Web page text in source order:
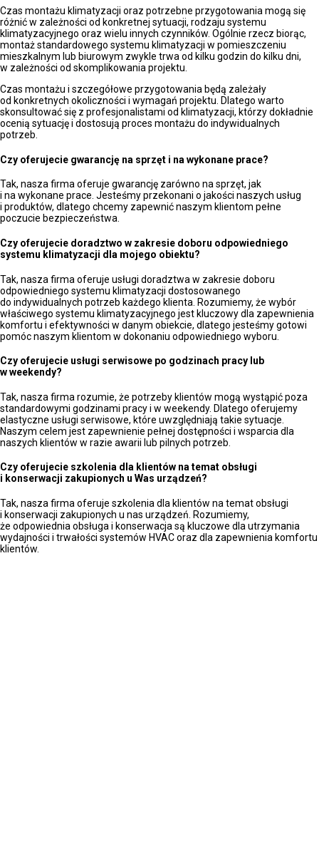
Czas montażu klimatyzacji oraz potrzebne przygotowania mogą się
różnić w zależności od konkretnej sytuacji, rodzaju systemu
klimatyzacyjnego oraz wielu innych czynników. Ogólnie rzecz biorąc,
montaż standardowego systemu klimatyzacji w pomieszczeniu
mieszkalnym lub biurowym zwykle trwa od kilku godzin do kilku dni,
w zależności od skomplikowania projektu.
Czas montażu i szczegółowe przygotowania będą zależały
od konkretnych okoliczności i wymagań projektu. Dlatego warto
skonsultować się z profesjonalistami od klimatyzacji, którzy dokładnie
ocenią sytuację i dostosują proces montażu do indywidualnych
potrzeb.
Czy oferujecie gwarancję na sprzęt i na wykonane prace?
Tak, nasza firma oferuje gwarancję zarówno na sprzęt, jak
i na wykonane prace. Jesteśmy przekonani o jakości naszych usług
i produktów, dlatego chcemy zapewnić naszym klientom pełne
poczucie bezpieczeństwa.
Czy oferujecie doradztwo w zakresie doboru odpowiedniego
systemu klimatyzacji dla mojego obiektu?
Tak, nasza firma oferuje usługi doradztwa w zakresie doboru
odpowiedniego systemu klimatyzacji dostosowanego
do indywidualnych potrzeb każdego klienta. Rozumiemy, że wybór
właściwego systemu klimatyzacyjnego jest kluczowy dla zapewnienia
komfortu i efektywności w danym obiekcie, dlatego jesteśmy gotowi
pomóc naszym klientom w dokonaniu odpowiedniego wyboru.
Czy oferujecie usługi serwisowe po godzinach pracy lub
w weekendy?
Tak, nasza firma rozumie, że potrzeby klientów mogą wystąpić poza
standardowymi godzinami pracy i w weekendy. Dlatego oferujemy
elastyczne usługi serwisowe, które uwzględniają takie sytuacje.
Naszym celem jest zapewnienie pełnej dostępności i wsparcia dla
naszych klientów w razie awarii lub pilnych potrzeb.
Czy oferujecie szkolenia dla klientów na temat obsługi
i konserwacji zakupionych u Was urządzeń?
Tak, nasza firma oferuje szkolenia dla klientów na temat obsługi
i konserwacji zakupionych u nas urządzeń. Rozumiemy,
że odpowiednia obsługa i konserwacja są kluczowe dla utrzymania
wydajności i trwałości systemów HVAC oraz dla zapewnienia komfortu
klientów.